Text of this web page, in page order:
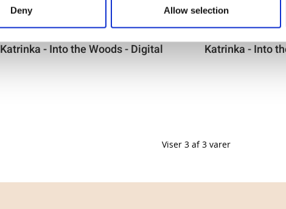
Deny Allow selection
Katrinka - Into the Woods - Digital Katrinka - Into
Viser 3 af 3 varer